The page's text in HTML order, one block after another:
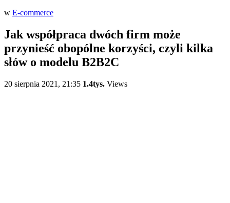
w E-commerce
Jak współpraca dwóch firm może
przynieść obopólne korzyści, czyli kilka
słów o modelu B2B2C
20 sierpnia 2021, 21:35 1.4tys. Views